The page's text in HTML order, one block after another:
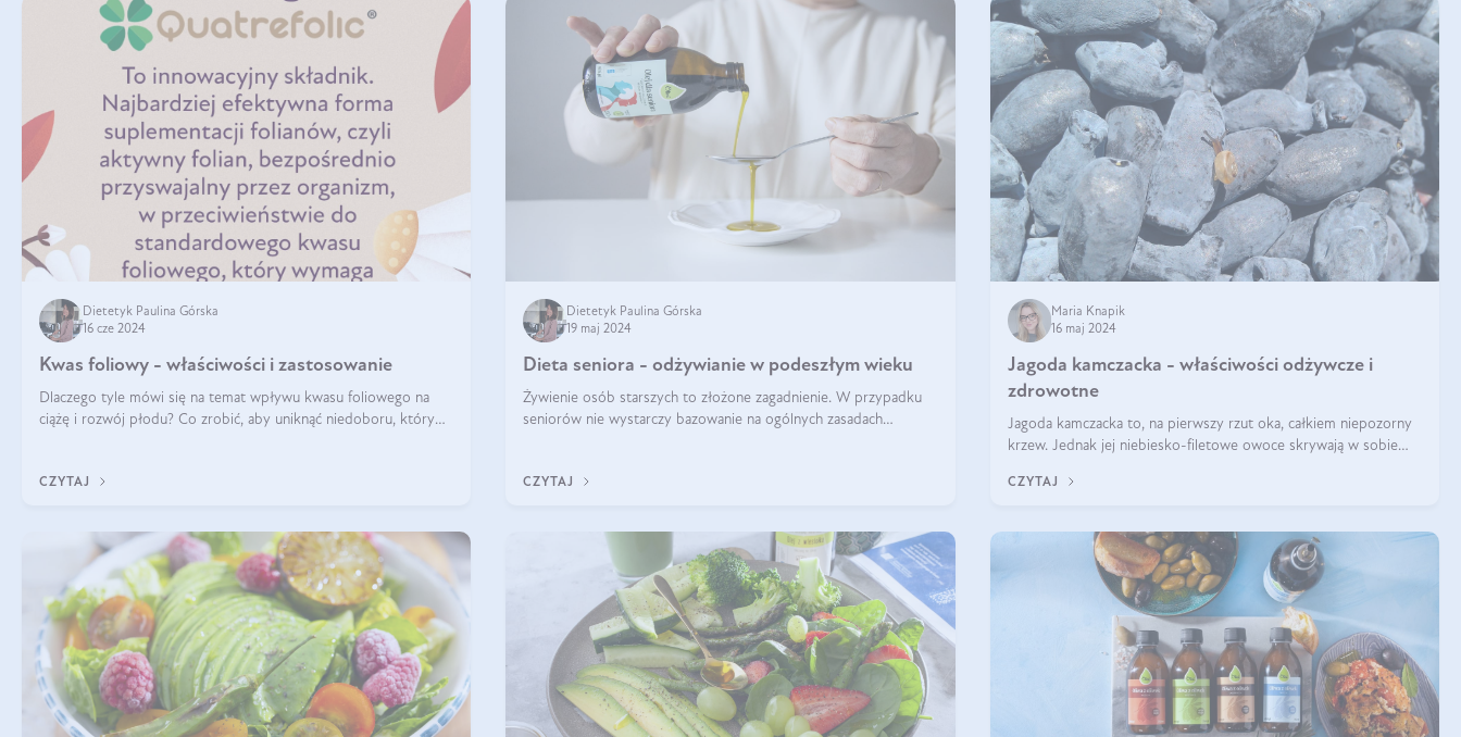
Dietetyk Paulina Górska
16 cze 2024
Kwas foliowy - właściwości i zastosowanie
Dlaczego tyle mówi się na temat wpływu kwasu foliowego na
ciążę i rozwój płodu? Co zrobić, aby uniknąć niedoboru, który
CZYTAJ
Dietetyk Paulina Górska
19 maj 2024
Dieta seniora - odżywianie w podeszłym wieku
Żywienie osób starszych to złożone zagadnienie. W przypadku
seniorów nie wystarczy bazowanie na ogólnych zasadach
CZYTAJ
Maria Knapik
16 maj 2024
Jagoda kamczacka - właściwości odżywcze i
zdrowotne
Jagoda kamczacka to, na pierwszy rzut oka, całkiem niepozorny
krzew. Jednak jej niebiesko-filetowe owoce skrywają w sobie
w tym wpisie!
CZYTAJ